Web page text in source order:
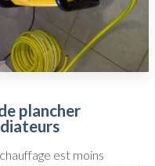
plancher
est moins